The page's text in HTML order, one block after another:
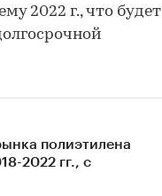
2022 г., что будет
полиэтилена
2022 гг., с